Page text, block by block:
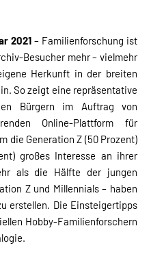
2021 – Familienforschung ist
Besucher mehr – vielmehr
Herkunft in der breiten
So zeigt eine repräsentative
Bürgern im Auftrag von
Online-Plattform für
die Generation Z (50 Prozent)
großes Interesse an ihrer
als die Hälfte der jungen
Z und Millennials – haben
erstellen. Die Einsteigertipps
Hobby-Familienforschern